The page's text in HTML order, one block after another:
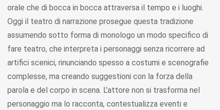
orale che di bocca in bocca attraversa il tempo e i luoghi.
Oggi il teatro di narrazione prosegue questa tradizione
assumendo sotto forma di monologo un modo specifico di
fare teatro, che interpreta i personaggi senza ricorrere ad
artifici scenici, rinunciando spesso a costumi e scenografie
complesse, ma creando suggestioni con la forza della
parola e del corpo in scena. L’attore non si trasforma nel
personaggio ma lo racconta, contestualizza eventi e